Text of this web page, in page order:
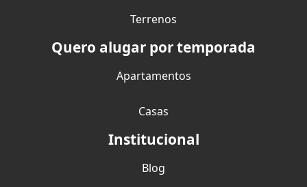
Terrenos
Quero alugar por temporada
Apartamentos
Casas
Institucional
Blog